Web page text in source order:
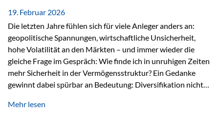
19. Februar 2026
Die letzten Jahre fühlen sich für viele Anleger anders an:
geopolitische Spannungen, wirtschaftliche Unsicherheit,
hohe Volatilität an den Märkten – und immer wieder die
gleiche Frage im Gespräch: Wie finde ich in unruhigen Zeiten
mehr Sicherheit in der Vermögensstruktur? Ein Gedanke
gewinnt dabei spürbar an Bedeutung: Diversifikation nicht
Wer Vermögen ausschließlich in einem Rechtsraum
Mehr lesen